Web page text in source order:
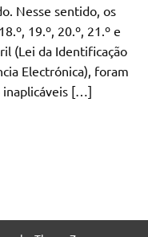
Nesse sentido, os
19.º, 20.º, 21.º e
(Lei da Identificação
Electrónica), foram
inaplicáveis […]